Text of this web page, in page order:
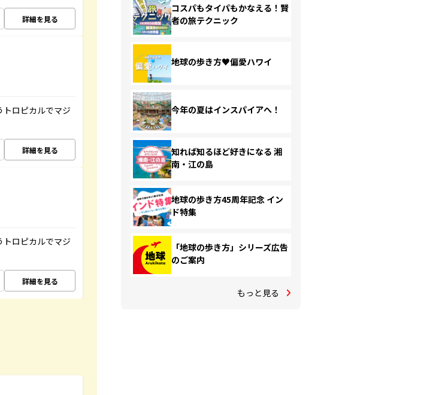
詳細を見る
ロピカルでマジ
詳細を見る
ロピカルでマジ
詳細を見る
コスパもタイパもかなえる！賢
者の旅テクニック
地球の歩き方♥偏愛ハワイ
今年の夏はインスパイアへ！
知れば知るほど好きになる 湘
南・江の島
地球の歩き方45周年記念 イン
ド特集
「地球の歩き方」シリーズ広告
のご案内
もっと見る